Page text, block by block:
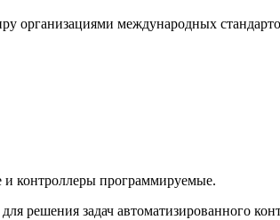
организациями международных
и контроллеры программируемые.
задач автоматизированного